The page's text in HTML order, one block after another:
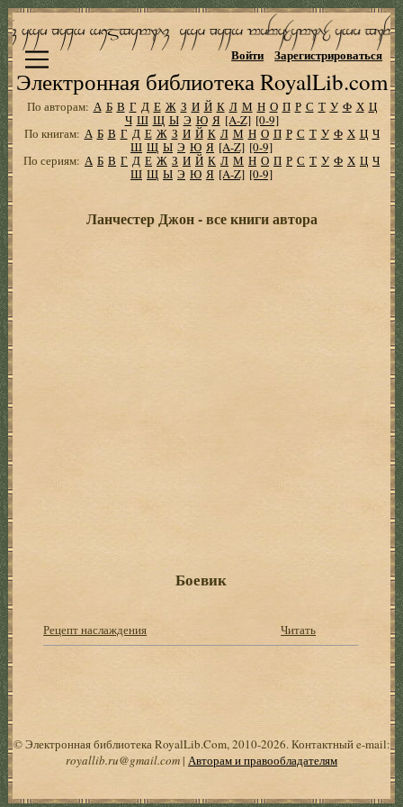
Электронная библиотека RoyalLib.com
Войти Зарегистрироваться
По авторам: А Б В Г Д Е Ж З И Й К Л М Н О П Р С Т У Ф Х Ц
Ч Ш Щ Ы Э Ю Я [A-Z] [0-9]
По книгам: А Б В Г Д Е Ж З И Й К Л М Н О П Р С Т У Ф Х Ц Ч
Ш Щ Ы Э Ю Я [A-Z] [0-9]
По сериям: А Б В Г Д Е Ж З И Й К Л М Н О П Р С Т У Ф Х Ц Ч
Ш Щ Ы Э Ю Я [A-Z] [0-9]
Ланчестер Джон - все книги автора
Боевик
Рецепт наслаждения Читать
© Электронная библиотека RoyalLib.Com, 2010-2026. Контактный e-mail:
royallib.ru@gmail.com| Авторам и правообладателям